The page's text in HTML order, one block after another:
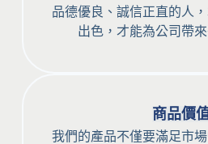
品德優良、誠信正直的人
出色，才能為公司帶
商品價
我們的產品不僅要滿足市